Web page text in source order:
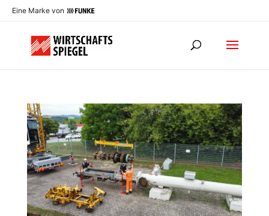
Eine Marke von